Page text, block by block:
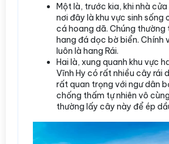
Một là, trước kia, khi nhà
nơi đây là khu vực sinh sống
cá hoang dã. Chúng thường
hang đá dọc bờ biển. Chính
luôn là hang Rái.
Hai là, xung quanh khu vực
Vĩnh Hy có rất nhiều cây rái
rất quan trọng với ngư dân
chống thấm tự nhiên vô
thường lấy cây này để ép